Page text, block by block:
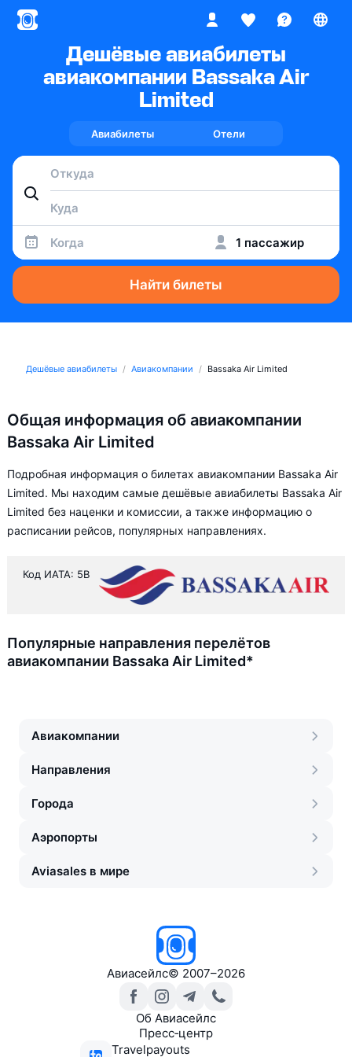
Дешёвые авиабилеты
авиакомпании Bassaka Air
Limited
Авиабилеты Отели
Когда 1 пассажир
Найти билеты
Дешёвые авиабилеты Авиакомпании Bassaka Air Limited
Общая информация об авиакомпании
Bassaka Air Limited
Подробная информация о билетах авиакомпании Bassaka Air
Limited. Мы находим самые дешёвые авиабилеты Bassaka Air
Limited без наценки и комиссии, а также информацию о
расписании рейсов, популярных направлениях.
Код ИАТА: 5B
Популярные направления перелётов
авиакомпании Bassaka Air Limited*
Авиакомпании
Направления
Города
Аэропорты
Aviasales в мире
Авиасейлс© 2007–2026
Об Авиасейлс
Пресс‑центр
Travelpayouts